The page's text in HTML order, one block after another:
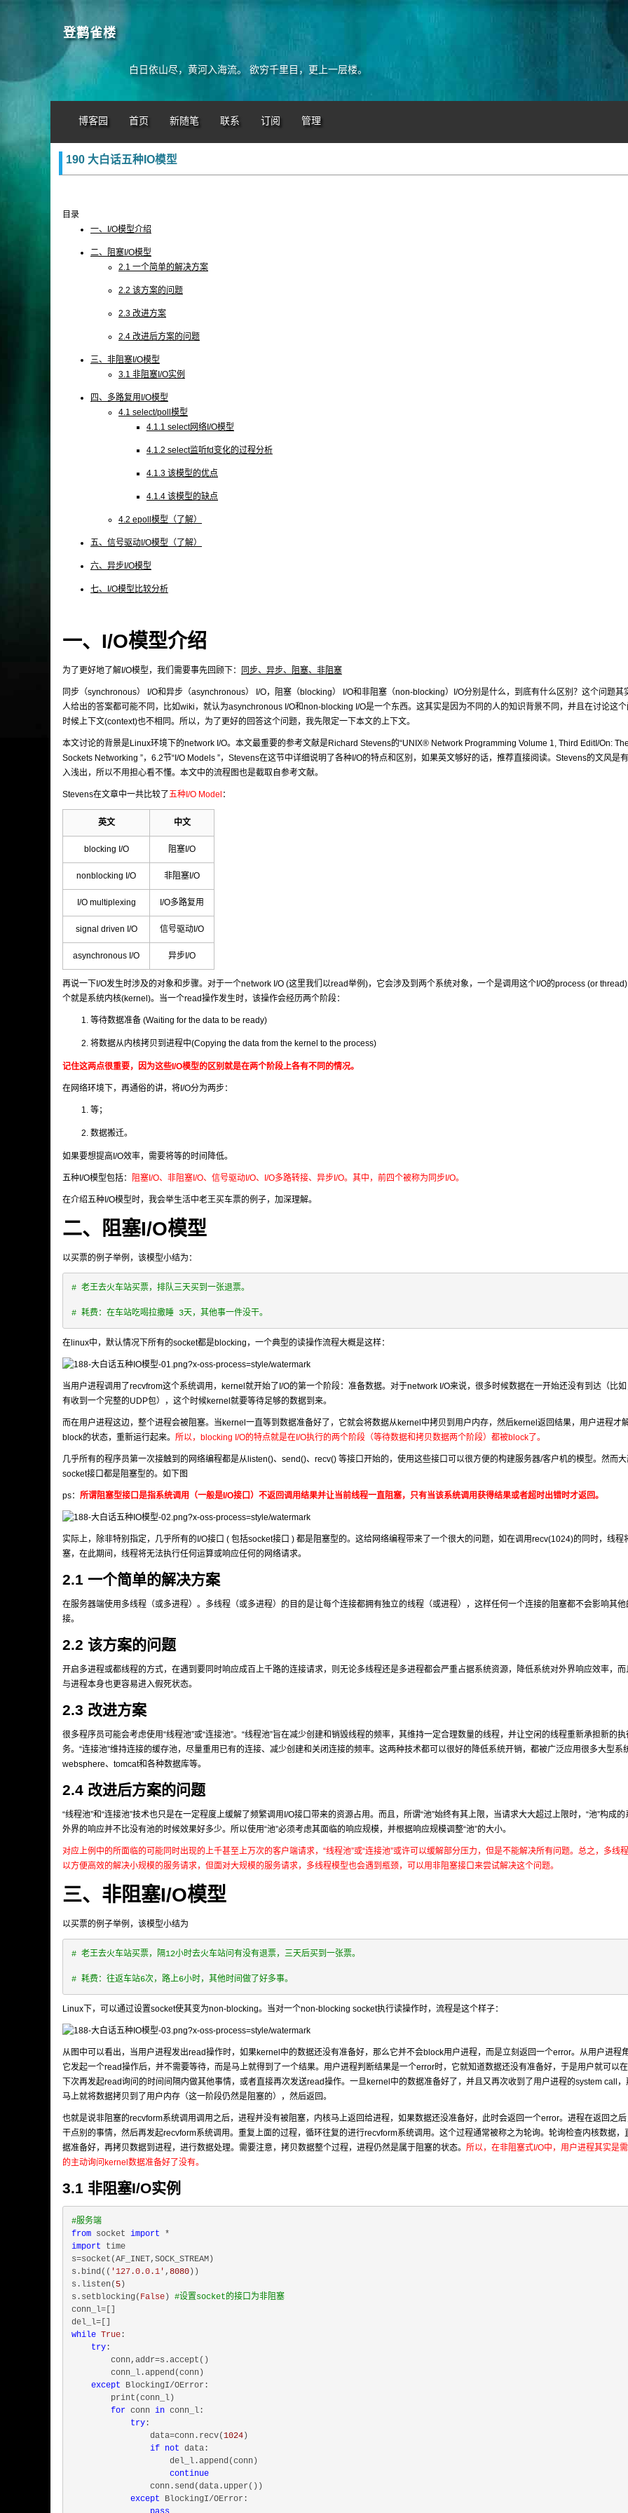
登鹳雀楼
白日依山尽，黄河入海流。 欲穷千里目，更上一层楼。
博客园 首页 新随笔 联系 订阅 管理
190 大白话五种IO模型
目录
一、I/O模型介绍
二、阻塞I/O模型
2.1 一个简单的解决方案
2.2 该方案的问题
2.3 改进方案
2.4 改进后方案的问题
三、非阻塞I/O模型
3.1 非阻塞I/O实例
四、多路复用I/O模型
4.1 select/poll模型
4.1.1 select网络I/O模型
4.1.2 select监听fd变化的过程分析
4.1.3 该模型的优点
4.1.4 该模型的缺点
4.2 epoll模型（了解）
五、信号驱动I/O模型（了解）
六、异步I/O模型
七、I/O模型比较分析
一、I/O模型介绍
为了更好地了解I/O模型，我们需要事先回顾下： 同步、异步、阻塞、非阻塞
同步（synchronous） I/O和异步（asynchronous） I/O，阻塞（blocking） I/O和非阻塞（non-blocking）I/O分别是什么，到底有什么区别？这个问题其
人给出的答案都可能不同，比如wiki，就认为asynchronous I/O和non-blocking I/O是一个东西。这其实是因为不同的人的知识背景不同，并且在讨论这
时候上下文(context)也不相同。所以，为了更好的回答这个问题，我先限定一下本文的上下文。
本文讨论的背景是Linux环境下的network I/O。本文最重要的参考文献是Richard Stevens的“UNIX® Network Programming Volume 1, Third EditI/On:
Sockets Networking ”，6.2节“I/O Models ”，Stevens在这节中详细说明了各种I/O的特点和区别，如果英文够好的话，推荐直接阅读。Stevens的文风是
入浅出，所以不用担心看不懂。本文中的流程图也是截取自参考文献。
Stevens在文章中一共比较了五种I/O Model ：
英文 中文
blocking I/O 阻塞I/O
nonblocking I/O 非阻塞I/O
I/O multiplexing I/O多路复用
signal driven I/O 信号驱动I/O
asynchronous I/O 异步I/O
再说一下I/O发生时涉及的对象和步骤。对于一个network I/O (这里我们以read举例)，它会涉及到两个系统对象，一个是调用这个I/O的process (or
个就是系统内核(kernel)。当一个read操作发生时，该操作会经历两个阶段：
等待数据准备 (Waiting for the data to be ready)
将数据从内核拷贝到进程中(Copying the data from the kernel to the process)
记住这两点很重要，因为这些I/O模型的区别就是在两个阶段上各有不同的情况。
在网络环境下，再通俗的讲，将I/O分为两步：
等；
数据搬迁。
如果要想提高I/O效率，需要将等的时间降低。
五种I/O模型包括： 阻塞I/O、非阻塞I/O、信号驱动I/O、I/O多路转接、异步I/O。其中，前四个被称为同步I/O。
在介绍五种I/O模型时，我会举生活中老王买车票的例子，加深理解。
二、阻塞I/O模型
以买票的例子举例，该模型小结为：
# 老王去火车站买票，排队三天买到一张退票。
# 耗费：在车站吃喝拉撒睡 3天，其他事一件没干。
在linux中，默认情况下所有的socket都是blocking，一个典型的读操作流程大概是这样：
当用户进程调用了recvfrom这个系统调用，kernel就开始了I/O的第一个阶段：准备数据。对于network I/O来说，很多时候数据在一开始还没有到达（比
有收到一个完整的UDP包），这个时候kernel就要等待足够的数据到来。
而在用户进程这边，整个进程会被阻塞。当kernel一直等到数据准备好了，它就会将数据从kernel中拷贝到用户内存，然后kernel返回结果，用户进程才
block的状态，重新运行起来。 所以，blocking I/O的特点就是在I/O执行的两个阶段（等待数据和拷贝数据两个阶段）都被block了。
几乎所有的程序员第一次接触到的网络编程都是从listen()、send()、recv() 等接口开始的，使用这些接口可以很方便的构建服务器/客户机的模型。然而
socket接口都是阻塞型的。如下图
ps： 所谓阻塞型接口是指系统调用（一般是I/O接口）不返回调用结果并让当前线程一直阻塞，只有当该系统调用获得结果或者超时出错时才返回。
实际上，除非特别指定，几乎所有的I/O接口 ( 包括socket接口 ) 都是阻塞型的。这给网络编程带来了一个很大的问题，如在调用recv(1024)的同时，线程
塞，在此期间，线程将无法执行任何运算或响应任何的网络请求。
2.1 一个简单的解决方案
在服务器端使用多线程（或多进程）。多线程（或多进程）的目的是让每个连接都拥有独立的线程（或进程），这样任何一个连接的阻塞都不会影响其他
接。
2.2 该方案的问题
开启多进程或都线程的方式，在遇到要同时响应成百上千路的连接请求，则无论多线程还是多进程都会严重占据系统资源，降低系统对外界响应效率，而
与进程本身也更容易进入假死状态。
2.3 改进方案
很多程序员可能会考虑使用“线程池”或“连接池”。“线程池”旨在减少创建和销毁线程的频率，其维持一定合理数量的线程，并让空闲的线程重新承担新的执
务。“连接池”维持连接的缓存池，尽量重用已有的连接、减少创建和关闭连接的频率。这两种技术都可以很好的降低系统开销，都被广泛应用很多大型系
websphere、tomcat和各种数据库等。
2.4 改进后方案的问题
“线程池”和“连接池”技术也只是在一定程度上缓解了频繁调用I/O接口带来的资源占用。而且，所谓“池”始终有其上限，当请求大大超过上限时，“池”构成的
外界的响应并不比没有池的时候效果好多少。所以使用“池”必须考虑其面临的响应规模，并根据响应规模调整“池”的大小。
对应上例中的所面临的可能同时出现的上千甚至上万次的客户端请求，“线程池”或“连接池”或许可以缓解部分压力，但是不能解决所有问题。总之，多线
以方便高效的解决小规模的服务请求，但面对大规模的服务请求，多线程模型也会遇到瓶颈，可以用非阻塞接口来尝试解决这个问题。
三、非阻塞I/O模型
以买票的例子举例，该模型小结为
# 老王去火车站买票，隔12小时去火车站问有没有退票，三天后买到一张票。
# 耗费：往返车站6次，路上6小时，其他时间做了好多事。
Linux下，可以通过设置socket使其变为non-blocking。当对一个non-blocking socket执行读操作时，流程是这个样子：
从图中可以看出，当用户进程发出read操作时，如果kernel中的数据还没有准备好，那么它并不会block用户进程，而是立刻返回一个error。从用户进程
它发起一个read操作后，并不需要等待，而是马上就得到了一个结果。用户进程判断结果是一个error时，它就知道数据还没有准备好，于是用户就可以
下次再发起read询问的时间间隔内做其他事情，或者直接再次发送read操作。一旦kernel中的数据准备好了，并且又再次收到了用户进程的system call，
马上就将数据拷贝到了用户内存（这一阶段仍然是阻塞的），然后返回。
也就是说非阻塞的recvform系统调用调用之后，进程并没有被阻塞，内核马上返回给进程，如果数据还没准备好，此时会返回一个error。进程在返回之
干点别的事情，然后再发起recvform系统调用。重复上面的过程，循环往复的进行recvform系统调用。这个过程通常被称之为轮询。轮询检查内核数据，
据准备好，再拷贝数据到进程，进行数据处理。需要注意，拷贝数据整个过程，进程仍然是属于阻塞的状态。 所以，在非阻塞式I/O中，用户进程其实是
的主动询问kernel数据准备好了没有。
3.1 非阻塞I/O实例
#服务端
from socket import
import time
s=socket(AF_INET,SOCK_STREAM)
s.bind(( '127.0.0.1' , 8080 ))
s.listen( 5 )
s.setblocking( False ) #设置socket的接口为非阻塞
conn_l=[]
while True :
try :
        conn,addr=s.accept()
        conn_l.append(conn)
except BlockingI/OError:
        print(conn_l)
for conn in conn_l:
try :
                data=conn.recv(
1024 )
if not data:
                    del_l.append(conn)
continue
                conn.send(data.upper())
except BlockingI/OError: